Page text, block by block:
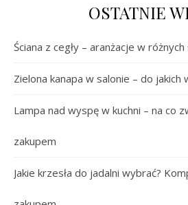
OSTATNIE
Ściana z cegły – aranżacje w
Zielona kanapa w salonie – do jakich
Lampa nad wyspę w kuchni – na co
zakupem
Jakie krzesła do jadalni wybrać?